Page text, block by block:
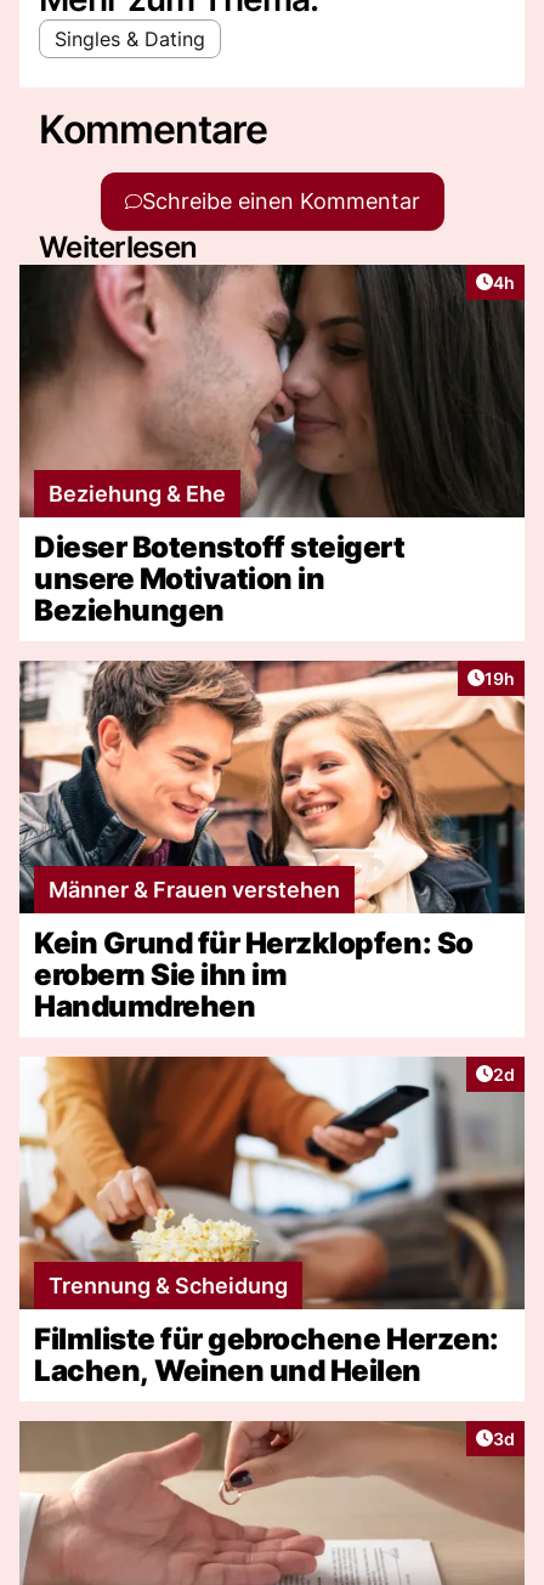
Singles & Dating
Kommentare
Schreibe einen Kommentar
Weiterlesen
4h
Beziehung & Ehe
Dieser Botenstoff steigert
unsere Motivation in
Beziehungen
Artikel
19h
Männer & Frauen verstehen
Kein Grund für Herzklopfen: So
erobern Sie ihn im
Handumdrehen
2d
Trennung & Scheidung
Filmliste für gebrochene Herzen:
Lachen, Weinen und Heilen
3d